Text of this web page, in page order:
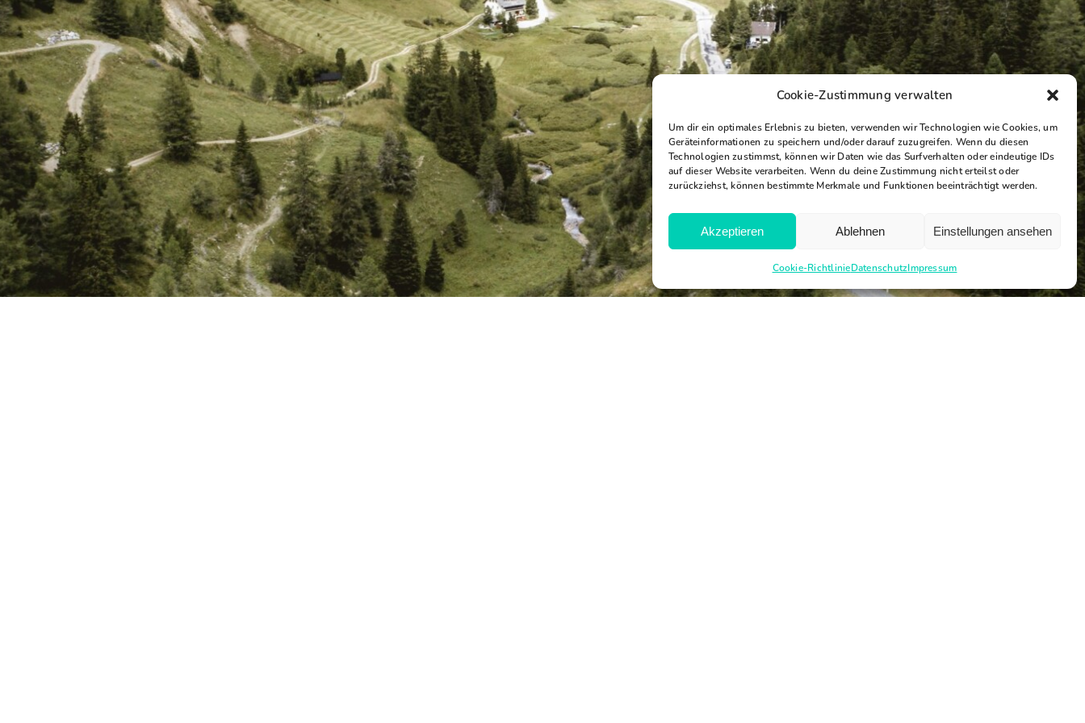
Cookie-Zustimmung verwalten
Um dir ein optimales Erlebnis zu bieten, verwenden wir Technologien wie Cookies, um
Geräteinformationen zu speichern und/oder darauf zuzugreifen. Wenn du diesen
Technologien zustimmst, können wir Daten wie das Surfverhalten oder eindeutige IDs
auf dieser Website verarbeiten. Wenn du deine Zustimmung nicht erteilst oder
zurückziehst, können bestimmte Merkmale und Funktionen beeinträchtigt werden.
Akzeptieren Ablehnen Einstellungen ansehen
Cookie-RichtlinieDatenschutzImpressum